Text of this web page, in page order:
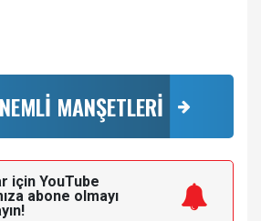
MANŞETLERİ
için YouTube
abone olmayı